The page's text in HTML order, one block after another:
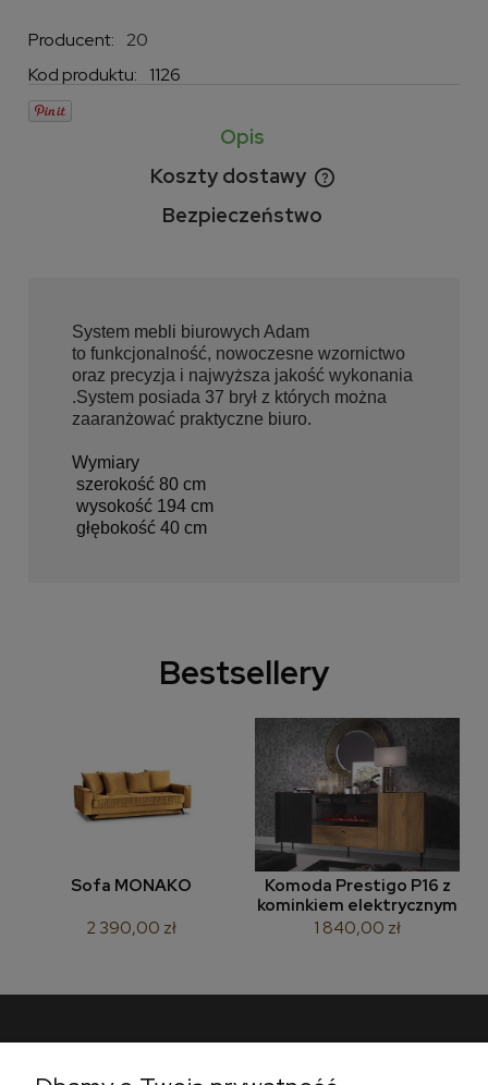
Producent:
20
Kod produktu:
1126
Opis
Koszty dostawy
Cena nie zawiera ewentualnych kosztów płatności
Bezpieczeństwo
System mebli biurowych Adam
to funkcjonalność, nowoczesne wzornictwo
oraz precyzja i najwyższa jakość wykonania
.System posiada 37 brył z których można
zaaranżować praktyczne biuro.
Wymiary
szerokość 80 cm
wysokość 194 cm
głębokość 40 cm
Bestsellery
Sofa MONAKO
2 390,00 zł
Komoda Prestigo P16 z
kominkiem elektrycznym
1 840,00 zł